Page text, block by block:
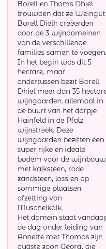
Borell en Thoms Dhiel
trouwden dat ze Weingut
Borell Dielh creëerden
door de 3 wijndomeinen
van de verschillende
families samen te voegen.
In het begin was dit 5
hectare, maar
ondertussen bezit Borell
Dhiel meer dan 35
wijngaarden, allemaal in
de buurt van het dorpje
Hainfeld in de Pfalz
wijnstreek. Deze
wijngaarden bezitten een
super rijke en ideale
bodem voor de
met kalksteen, rode
zandsteen, löss en op
sommige plaatsen
afzetting van
Muschelkalk.
Het domein staat
de dag onder leiding van
Annette met Thomas zijn
oudste zoon Georg, die